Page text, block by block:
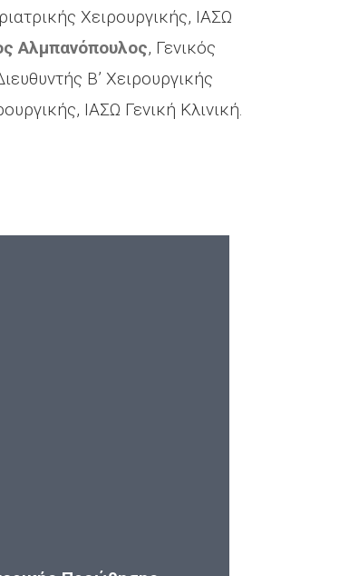
Χειρουργικής, ΙΑΣΩ
Αλμπανόπουλος, Γενικός
B’ Χειρουργικής
ΙΑΣΩ Γενική Κλινική.